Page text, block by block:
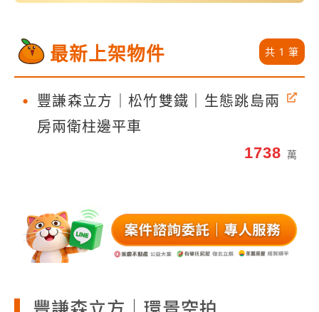
最新上架物件 共 1 筆
• 豐謙森立方｜松竹雙鐵｜生態跳島兩
房兩衛柱邊平車
1738 萬